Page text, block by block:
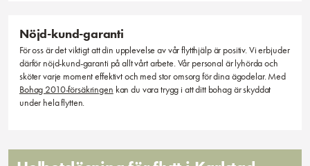
Nöjd-kund-garanti
För oss är det viktigt att din upplevelse av vår flytthjälp är positiv. Vi erbjuder
därför nöjd-kund-garanti på allt vårt arbete. Vår personal är lyhörda och
sköter varje moment effektivt och med stor omsorg för dina ägodelar. Med
Bohag 2010-försäkringen kan du vara trygg i att ditt bohag är skyddat
under hela flytten.